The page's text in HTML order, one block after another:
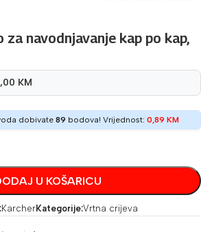
za navodnjavanje kap po kap,
KM
dobivate 89 bodova! Vrijednost: 0,89 KM
U KOŠARICU
KarcherKategorije:Vrtna crijeva